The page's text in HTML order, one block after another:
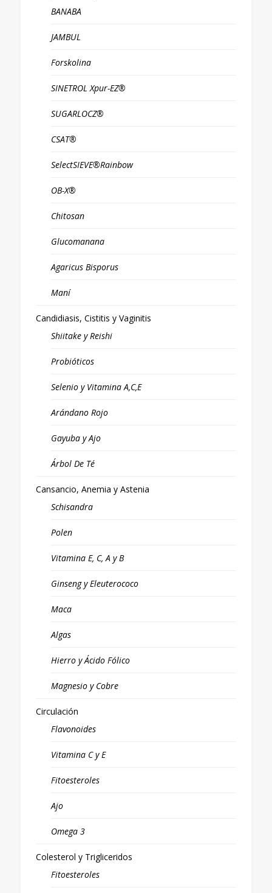
BANABA
JAMBUL
Forskolina
SINETROL Xpur-EZ®
SUGARLOCZ®
CSAT®
SelectSIEVE®Rainbow
OB-X®
Chitosan
Glucomanana
Agaricus Bisporus
Maní
Candidiasis, Cistitis y Vaginitis
Shiitake y Reishi
Probióticos
Selenio y Vitamina A,C,E
Arándano Rojo
Gayuba y Ajo
Árbol De Té
Cansancio, Anemia y Astenia
Schisandra
Polen
Vitamina E, C, A y B
Ginseng y Eleuterococo
Maca
Algas
Hierro y Ácido Fólico
Magnesio y Cobre
Circulación
Flavonoides
Vitamina C y E
Fitoesteroles
Ajo
Omega 3
Colesterol y Trigliceridos
Fitoesteroles